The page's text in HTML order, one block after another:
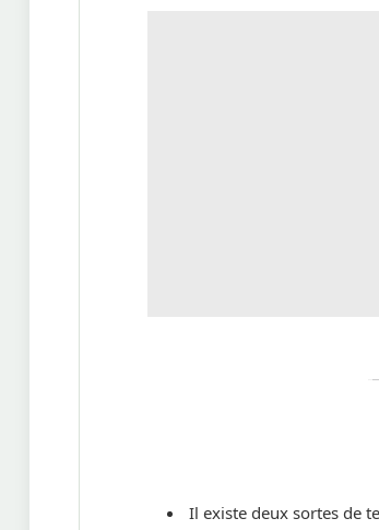
Il existe deux sortes de